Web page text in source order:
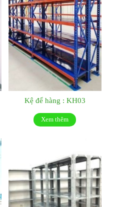
Kệ để hàng : KH03
Xem thêm